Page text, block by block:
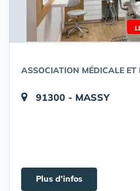
ASSOCIATION MÉDICALE ET
91300 - MASSY
Plus d'infos